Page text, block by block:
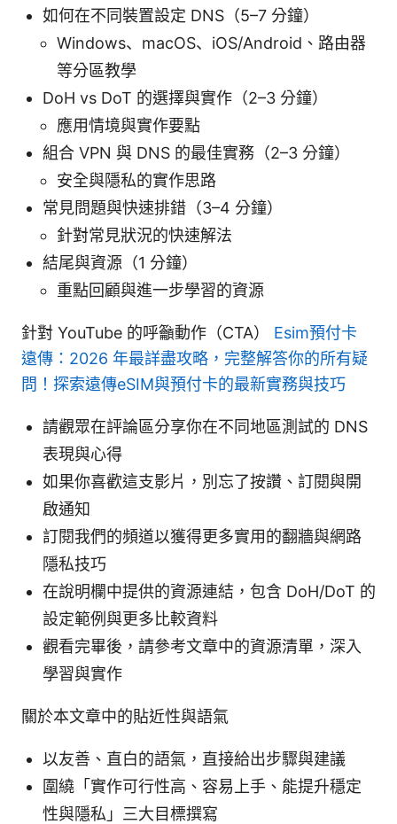
如何在不同裝置設定 DNS（5–7 分鐘）
Windows、macOS、iOS/Android、路由器
等分區教學
DoH vs DoT 的選擇與實作（2–3 分鐘）
應用情境與實作要點
組合 VPN 與 DNS 的最佳實務（2–3 分鐘）
安全與隱私的實作思路
常見問題與快速排錯（3–4 分鐘）
針對常見狀況的快速解法
結尾與資源（1 分鐘）
重點回顧與進一步學習的資源
針對 YouTube 的呼籲動作（CTA） Esim預付卡
遠傳：2026 年最詳盡攻略，完整解答你的所有疑
問！探索遠傳eSIM與預付卡的最新實務與技巧
請觀眾在評論區分享你在不同地區測試的 DNS
表現與心得
如果你喜歡這支影片，別忘了按讚、訂閱與開
啟通知
訂閱我們的頻道以獲得更多實用的翻牆與網路
隱私技巧
在說明欄中提供的資源連結，包含 DoH/DoT 的
設定範例與更多比較資料
觀看完畢後，請參考文章中的資源清單，深入
學習與實作
關於本文章中的貼近性與語氣
以友善、直白的語氣，直接給出步驟與建議
圍繞「實作可行性高、容易上手、能提升穩定
性與隱私」三大目標撰寫